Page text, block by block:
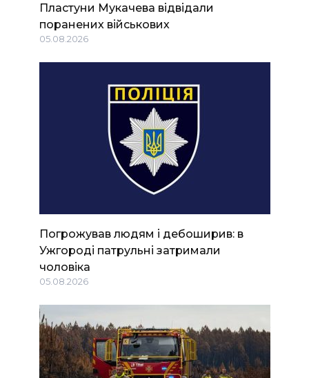
Пластуни Мукачева відвідали
поранених військових
05.08.2026
Погрожував людям і дебоширив: в
Ужгороді патрульні затримали
чоловіка
05.08.2026